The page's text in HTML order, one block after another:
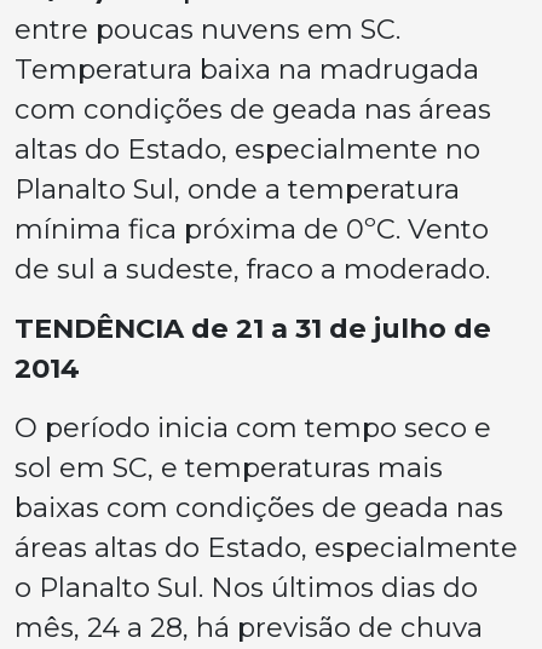
entre poucas nuvens em SC.
Temperatura baixa na madrugada
com condições de geada nas áreas
altas do Estado, especialmente no
Planalto Sul, onde a temperatura
mínima fica próxima de 0ºC. Vento
de sul a sudeste, fraco a moderado.
TENDÊNCIA de 21 a 31 de julho de
2014
O período inicia com tempo seco e
sol em SC, e temperaturas mais
baixas com condições de geada nas
áreas altas do Estado, especialmente
o Planalto Sul. Nos últimos dias do
mês, 24 a 28, há previsão de chuva